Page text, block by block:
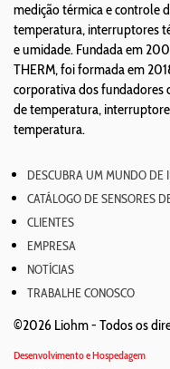
medição térmica e controle
temperatura, interruptores
e umidade. Fundada em
THERM, foi formada em
corporativa dos fundadores
de temperatura,
temperatura.
DESCUBRA UM MUNDO DE
CATÁLOGO DE SENSORES
CLIENTES
EMPRESA
NOTÍCIAS
TRABALHE CONOSCO
©2026 Liohm - Todos os
Desenvolvimento e Hospedagem